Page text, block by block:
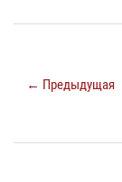
← Предыдущая